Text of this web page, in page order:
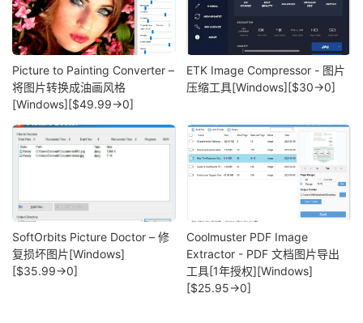
Picture to Painting Converter –
将图片转换成油画风格
[Windows][$49.99→0]
ETK Image Compressor - 图片
压缩工具[Windows][$30→0]
SoftOrbits Picture Doctor – 修
复损坏图片[Windows]
[$35.99→0]
Coolmuster PDF Image
Extractor - PDF 文档图片导出
工具[1年授权][Windows]
[$25.95→0]